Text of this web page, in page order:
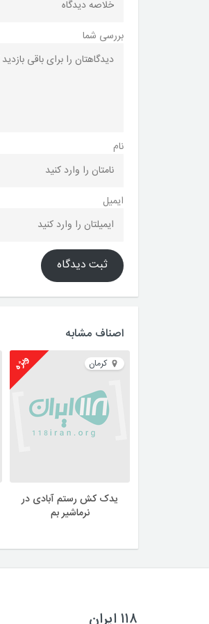
بررسی شما
نام
ایمیل
ثبت دیدگاه
اصناف مشابه
کرمان ویژه
یدک کش رستم آبادی در
نرماشیر بم
۱۱۸ ایران